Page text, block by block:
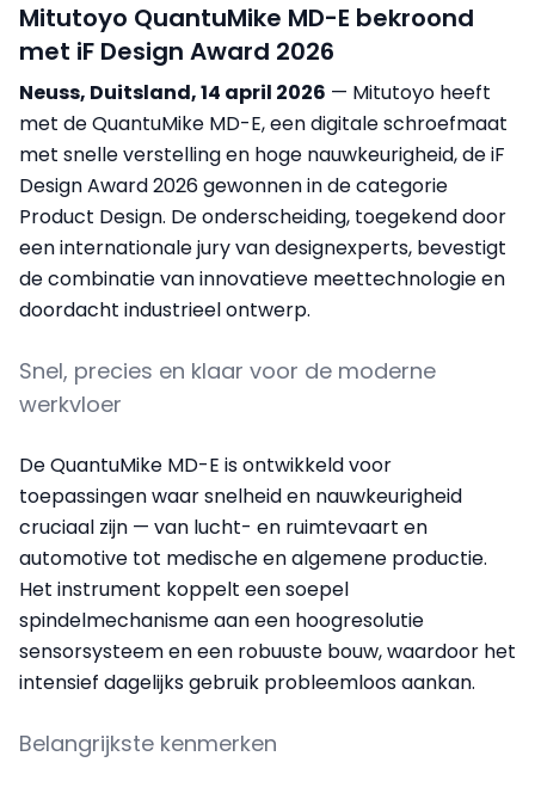
Mitutoyo QuantuMike MD-E bekroond
met iF Design Award 2026
Neuss, Duitsland, 14 april 2026 — Mitutoyo heeft
met de QuantuMike MD-E, een digitale schroefmaat
met snelle verstelling en hoge nauwkeurigheid, de iF
Design Award 2026 gewonnen in de categorie
Product Design. De onderscheiding, toegekend door
een internationale jury van designexperts, bevestigt
de combinatie van innovatieve meettechnologie en
doordacht industrieel ontwerp.
Snel, precies en klaar voor de moderne
werkvloer
De QuantuMike MD-E is ontwikkeld voor
toepassingen waar snelheid en nauwkeurigheid
cruciaal zijn — van lucht- en ruimtevaart en
automotive tot medische en algemene productie.
Het instrument koppelt een soepel
spindelmechanisme aan een hoogresolutie
sensorsysteem en een robuuste bouw, waardoor het
intensief dagelijks gebruik probleemloos aankan.
Belangrijkste kenmerken